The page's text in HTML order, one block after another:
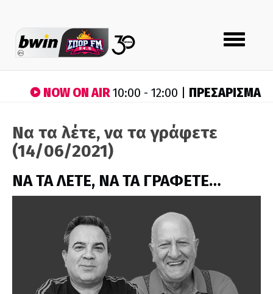
Toggle
navigation
NOW ON AIR10:00 - 12:00 | ΠΡΕΣΑΡΙΣΜΑ
Να τα λέτε, να τα γράφετε
(14/06/2021)
ΝΑ ΤΑ ΛΕΤΕ, ΝΑ ΤΑ ΓΡΑΦΕΤΕ…